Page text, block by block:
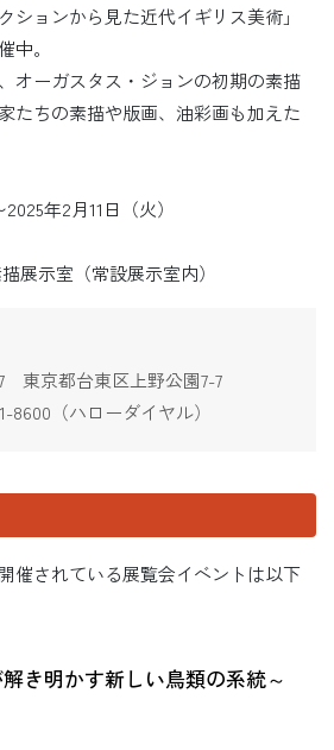
ョンから見た近代イギリス美術」
中。
オーガスタス・ジョンの初期の素描
たちの素描や版画、油彩画も加えた
年2月11日（火）
展示室（常設展示室内）
東京都台東区上野公園7-7
8600（ハローダイヤル）
催されている展覧会イベントは以下
き明かす新しい鳥類の系統～